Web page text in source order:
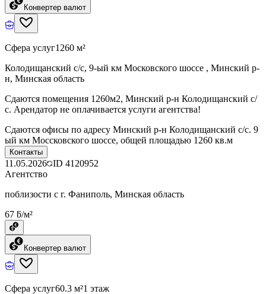
Конвертер валют
Сфера услуг1260 м²
Колодищанский с/с, 9-ый км Московского шоссе , Минский р-
н, Минская область
Сдаются помещения 1260м2, Минский р-н Колодищанский с/
с. Арендатор не оплачивается услуги агентства!
Сдаются офисы по адресу Минский р-н Колодищанский с/с. 9
ый км Моссковского шоссе, общей площадью 1260 кв.м
Контакты
11.05.2026 ID 4120952
Агентство
поблизости с г. Фаниполь, Минская область
67 ƃ/м²
Конвертер валют
Сфера услуг60.3 м²1 этаж